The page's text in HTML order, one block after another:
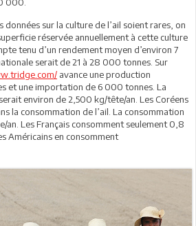
000.
données sur la culture de l’ail soient rares, on
réservée annuellement à cette culture
tenu d’un rendement moyen d’environ 7
serait de 21 à 28 000 tonnes. Sur
avance une production
et une importation de 6 000 tonnes. La
environ de 2,500 kg/tête/an. Les Coréens
la consommation de l’ail. La consommation
an. Les Français consomment seulement 0,8
Américains en consomment